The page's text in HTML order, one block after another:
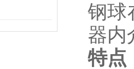
钢球
器内